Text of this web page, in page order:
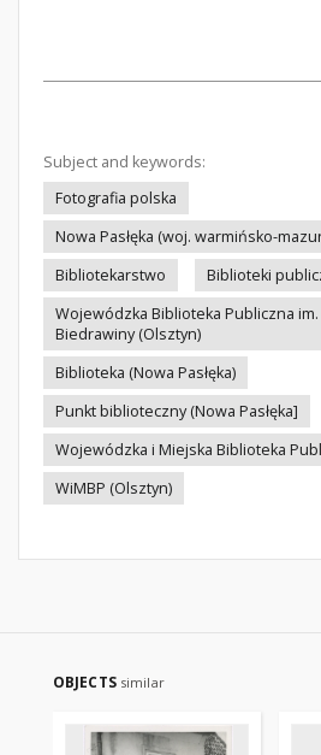
Subject and keywords:
Fotografia polska
Nowa Pasłęka (woj. warmińsko-
Bibliotekarstwo
Biblioteki
Wojewódzka Biblioteka Publiczna
Biedrawiny (Olsztyn)
Biblioteka (Nowa Pasłęka)
Punkt biblioteczny (Nowa Pasłęka]
Wojewódzka i Miejska Biblioteka
WiMBP (Olsztyn)
OBJECTS similar